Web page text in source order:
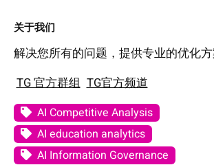
关于我们
解决您所有的问题，提供专业的优化
TG 官方群组 TG官方频道
AI Competitive Analysis
AI education analytics
AI Information Governance